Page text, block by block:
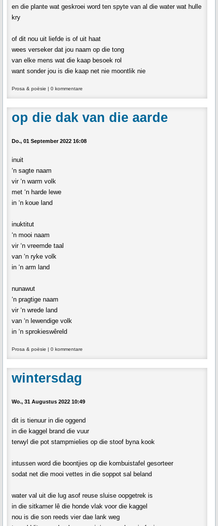
en die plante wat geskroei word ten spyte van al die water wat hulle
kry
of dit nou uit liefde is of uit haat
wees verseker dat jou naam op die tong
van elke mens wat die kaap besoek rol
want sonder jou is die kaap net nie moontlik nie
Prosa & poësie | 0 kommentare
op die dak van die aarde
Do., 01 September 2022 16:08
inuit
‘n sagte naam
vir ‘n warm volk
met ‘n harde lewe
in ‘n koue land
inuktitut
‘n mooi naam
vir ‘n vreemde taal
van ‘n ryke volk
in ‘n arm land
nunawut
‘n pragtige naam
vir ‘n wrede land
van ‘n lewendige volk
in ‘n sprokieswêreld
Prosa & poësie | 0 kommentare
wintersdag
Wo., 31 Augustus 2022 10:49
dit is tienuur in die oggend
in die kaggel brand die vuur
terwyl die pot stampmielies op die stoof byna kook
intussen word die boontjies op die kombuistafel gesorteer
sodat net die mooi vettes in die soppot sal beland
water val uit die lug asof reuse sluise oopgetrek is
in die sitkamer lê die honde vlak voor die kaggel
nou is die son reeds vier dae lank weg